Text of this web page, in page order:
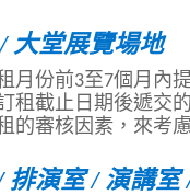
大堂展覽場地
月份前3至7個月內
租截止日期後遞交
的審核因素，來考
演室 / 演講室